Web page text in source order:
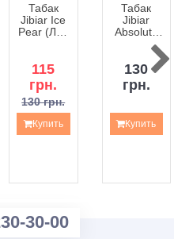
Табак
Jibiar Ice
Pear (Лед
115
грн.
130 грн.
Купить
Табак
Jibiar
Absolute
Menthe
Мята) -
50 грамм
130
грн.
Купить
30-00